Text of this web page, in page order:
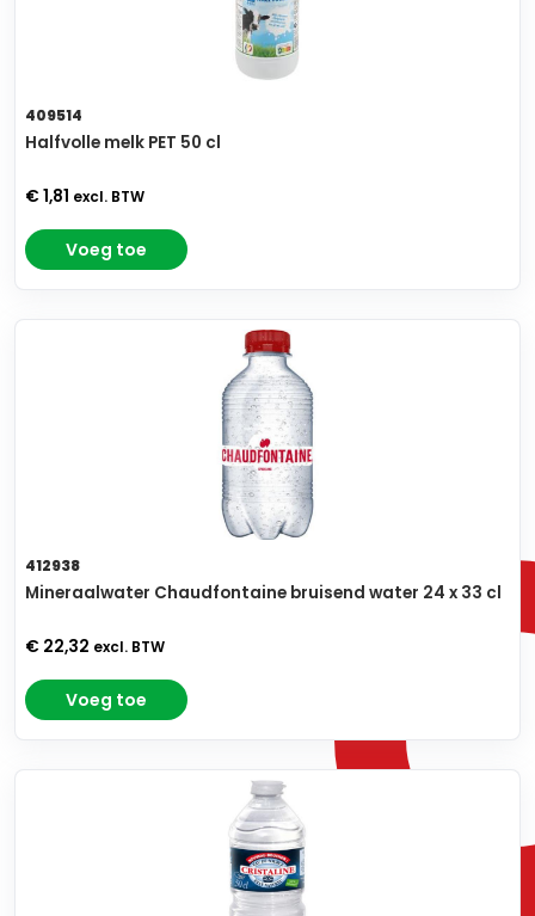
409514
Halfvolle melk PET 50 cl
€ 1,81 excl. BTW
Voeg toe
412938
Mineraalwater Chaudfontaine bruisend water 24 x 33 cl
€ 22,32 excl. BTW
Voeg toe